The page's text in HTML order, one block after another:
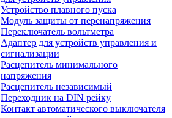
Устройство плавного пуска
Модуль защиты от перенапряжения
Переключатель вольтметра
Адаптер для устройств управления и
сигнализации
Расцепитель минимального
напряжения
Расцепитель независимый
Переходник на DIN рейку
Контакт автоматического выключателя